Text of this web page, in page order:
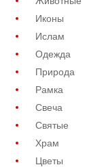
Иконы
Ислам
Одежда
Природа
Рамка
Свеча
Святые
Храм
Цветы